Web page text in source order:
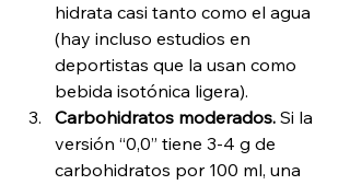
hidrata casi tanto como el agua
(hay incluso estudios en
deportistas que la usan como
bebida isotónica ligera).
Carbohidratos moderados. Si la
versión “0,0” tiene 3-4 g de
carbohidratos por 100 ml, una